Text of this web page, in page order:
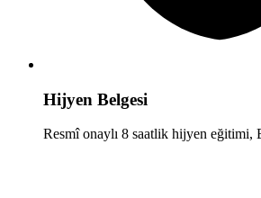
Hijyen Belgesi
Resmî onaylı 8 saatlik hijyen eğitimi,